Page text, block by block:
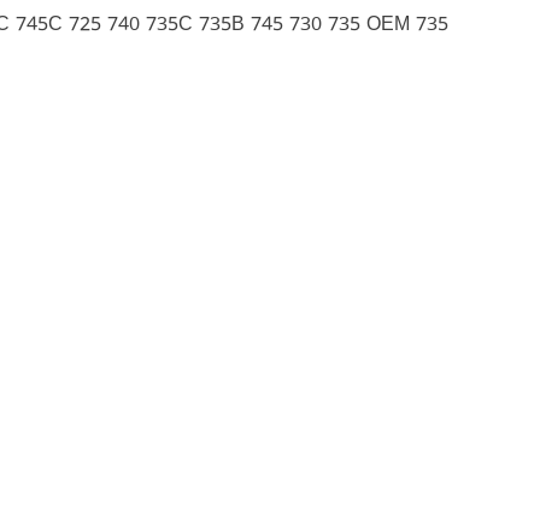
745C 725 740 735C 735B 745 730 735 OEM 735